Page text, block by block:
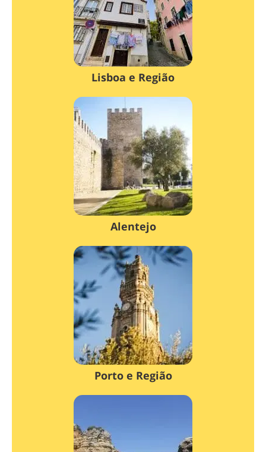
Lisboa e Região
Alentejo
Porto e Região